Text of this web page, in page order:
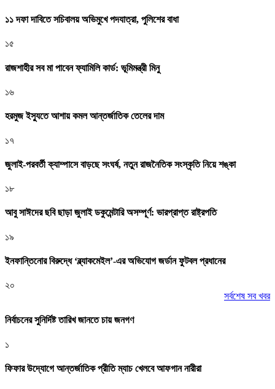
১১ দফা দাবিতে সচিবালয় অভিমুখে পদযাত্রা, পুলিশের বাধা
১৫
রাজশাহীর সব মা পাবেন ফ্যামিলি কার্ড: ভূমিমন্ত্রী মিনু
১৬
হরমুজ ইস্যুতে আশায় কমল আন্তর্জাতিক তেলের দাম
১৭
জুলাই-পরবর্তী ক্যাম্পাসে বাড়ছে সংঘর্ষ, নতুন রাজনৈতিক সংস্কৃতি নিয়ে শঙ্কা
১৮
আবু সাঈদের ছবি ছাড়া জুলাই ডকুমেন্টারি অসম্পূর্ণ: ভারপ্রাপ্ত রাষ্ট্রপতি
১৯
ইনফান্তিনোর বিরুদ্ধে ‘ব্ল্যাকমেইল’-এর অভিযোগ জর্ডান ফুটবল প্রধানের
২০
সর্বশেষ সব খবর
নির্বাচনের সুনির্দিষ্ট তারিখ জানতে চায় জনগণ
১
ফিফার উদ্যোগে আন্তর্জাতিক প্রীতি ম্যাচ খেলবে আফগান নারীরা